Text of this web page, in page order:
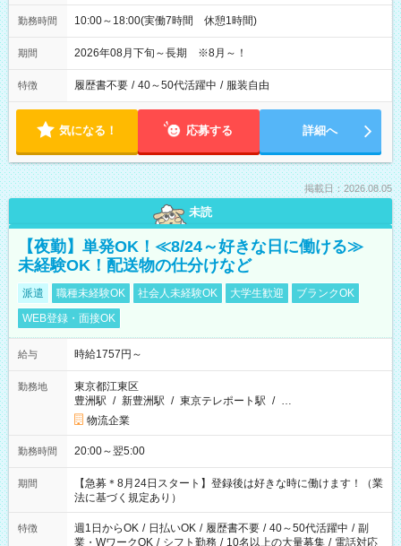
勤務時間 10:00～18:00(実働7時間 休憩1時間)
期間 2026年08月下旬～長期 ※8月～！
特徴 履歴書不要 / 40～50代活躍中 / 服装自由
気になる！ 応募する 詳細へ
掲載日：2026.08.05
未読
【夜勤】単発OK！≪8/24～好きな日に働ける≫
未経験OK！配送物の仕分けなど
派遣 職種未経験OK 社会人未経験OK 大学生歓迎
ブランクOK
WEB登録・面接OK
給与 時給1757円～
勤務地
東京都江東区
豊洲駅 / 新豊洲駅 / 東京テレポート駅 / …
物流企業
勤務時間 20:00～翌5:00
期間
【急募＊8月24日スタート】登録後は好きな時に働けます！（業
法に基づく規定あり）
特徴 週1日からOK / 日払いOK / 履歴書不要 / 40～50代活躍中 / 副
業・WワークOK / シフト勤務 / 10名以上の大量募集 / 電話対応